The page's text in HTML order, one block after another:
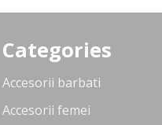
Categories
Accesorii barbati
Accesorii femei